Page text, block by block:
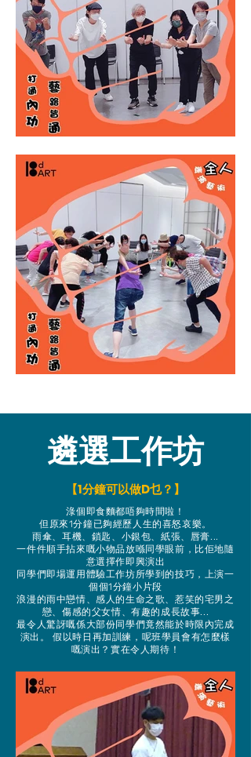
遴選工作坊
【1分鐘可以做D乜？】
淥個即食麵都唔夠時間啦！
但原來1分鐘已夠經歷人生的喜怒哀樂。
雨傘、耳機、鎖匙、小銀包、紙張、唇膏...
一件件順手拈來嘅小物品放喺同學眼前，比佢地隨
意選擇作即興演出
同學們即場運用體驗工作坊所學到的技巧，上演一
個個1分鐘小片段
浪漫的雨中戀情、感人的生命之歌、惹笑的宅男之
戀、傷感的父女情、有趣的成長故事...
最令人驚訝嘅係大部份同學們竟然能於時限內完成
演出。 假以時日再加訓練，呢班學員會有怎麼樣
嘅演出？實在令人期待！